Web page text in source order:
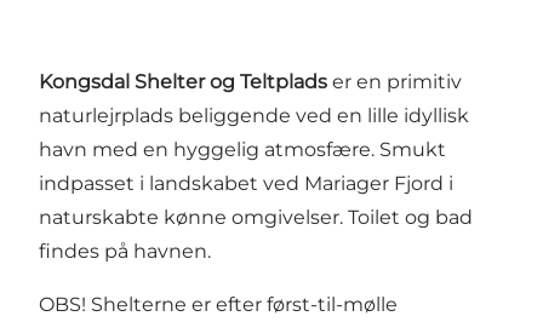
Kongsdal Shelter og Teltplads er en primitiv
naturlejrplads beliggende ved en lille idyllisk
havn med en hyggelig atmosfære. Smukt
indpasset i landskabet ved Mariager Fjord i
naturskabte kønne omgivelser. Toilet og bad
findes på havnen.
OBS! Shelterne er efter først-til-mølle